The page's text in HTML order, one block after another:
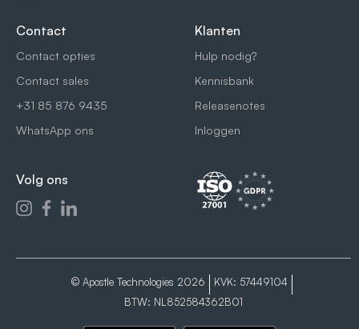
Contact
Contact opties
Contact sales
+31 85 876 9435
WhatsApp ons
Volg ons
Klanten
Hulp nodig?
Kennisbank
Releasenotes
Inloggen
© Apostle Technologies 2026
KVK: 57449104
BTW: NL852584362B01